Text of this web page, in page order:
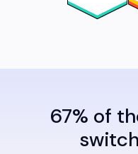
67% of